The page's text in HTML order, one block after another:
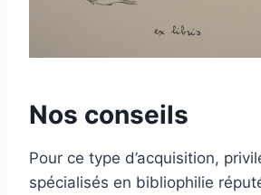
Nos conseils
Pour ce type d’acquisition,
spécialisés en bibliophilie